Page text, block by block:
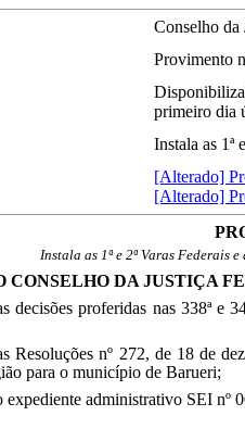
Conselho da
Provimento
primeiro dia
Instala as 1ª
[Alterado]
[Alterado]
Instala as 1ª e 2ª Varas Federais
CONSELHO DA JUSTIÇA
decisões proferidas nas 338ª e
Resoluções nº 272, de 18 de
para o município de Barueri;
expediente administrativo SEI nº